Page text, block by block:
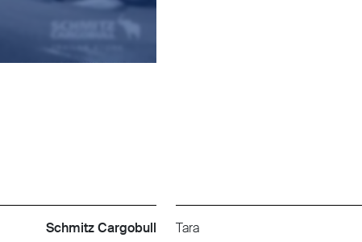
Schmitz Cargobull Tara